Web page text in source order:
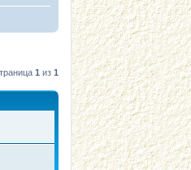
1 из 1